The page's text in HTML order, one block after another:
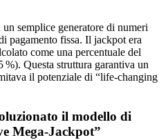
semplice generatore di numeri
pagamento fissa. Il jackpot era
come una percentuale del
%). Questa struttura garantiva un
il potenziale di “life‑changing
il modello di
Mega‑Jackpot”